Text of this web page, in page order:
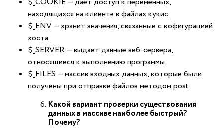
находящихся на клиенте в файлах кукис.
$_ENV — хранит значения, связанные с кофигурацией
хоста.
$_SERVER — выдает данные веб-сервера,
относящиеся к выполнению программы.
$_FILES — массив входных данных, которые были
получены при отправке файлов методом post.
Какой вариант проверки существования
данных в массиве наиболее быстрый?
Почему?